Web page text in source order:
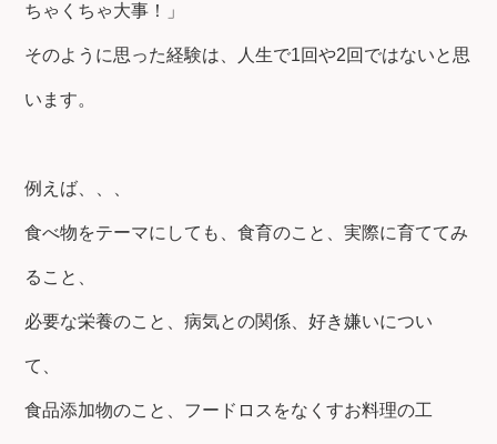
ちゃくちゃ大事！」
そのように思った経験は、人生で1回や2回ではないと思
います。
例えば、、、
食べ物をテーマにしても、食育のこと、実際に育ててみ
ること、
必要な栄養のこと、病気との関係、好き嫌いについ
て、
食品添加物のこと、フードロスをなくすお料理の工